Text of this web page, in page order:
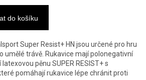
do košíku
Super Resist+ HN jsou určené pro hru
umělé trávě. Rukavice mají polonegativní
pěnu SUPER RESIST+ s
pomáhají rukavice lépe chránit proti